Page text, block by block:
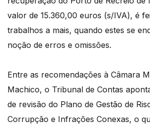
valor de 15.360,00 euros (s/IVA), é
trabalhos a mais, quando estes se
noção de erros e omissões.
Entre as recomendações à Câmara
Machico, o Tribunal de Contas
de revisão do Plano de Gestão de
Corrupção e Infrações Conexas, o